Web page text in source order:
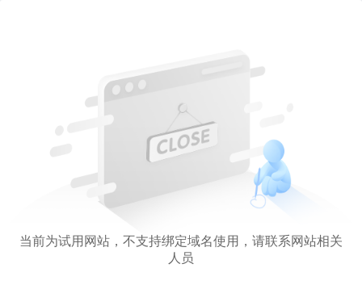
当前为试用网站，不支持绑定域名使用，请联系网站相关
人员